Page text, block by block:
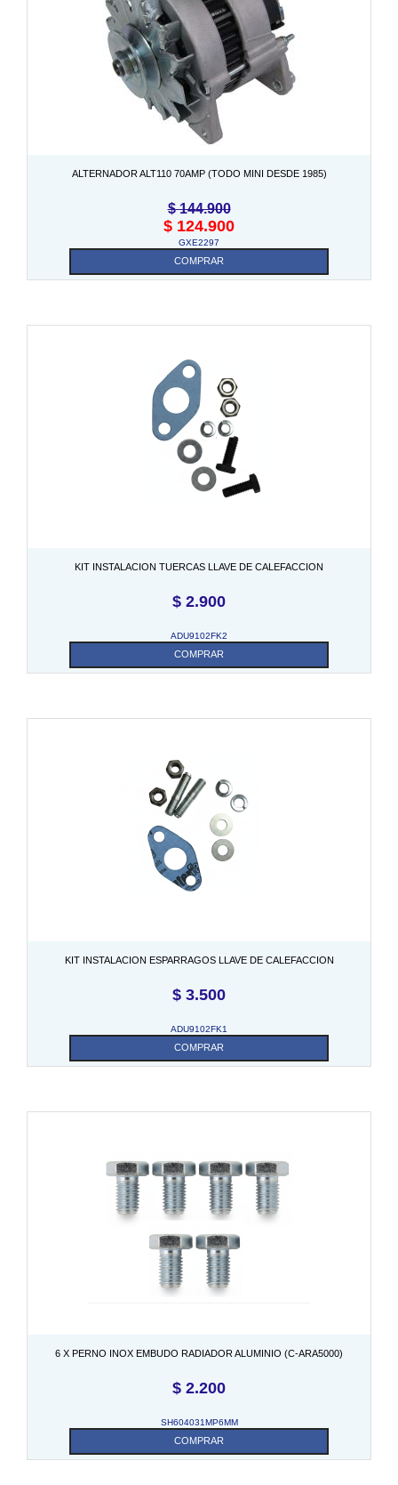
ALTERNADOR ALT110 70AMP (TODO MINI DESDE 1985)
$144.900
$ 124.900
GXE2297
COMPRAR
KIT INSTALACION TUERCAS LLAVE DE CALEFACCION
$ 2.900
ADU9102FK2
COMPRAR
KIT INSTALACION ESPARRAGOS LLAVE DE CALEFACCION
$ 3.500
ADU9102FK1
COMPRAR
6 X PERNO INOX EMBUDO RADIADOR ALUMINIO (C-ARA5000)
$ 2.200
SH604031MP6MM
COMPRAR